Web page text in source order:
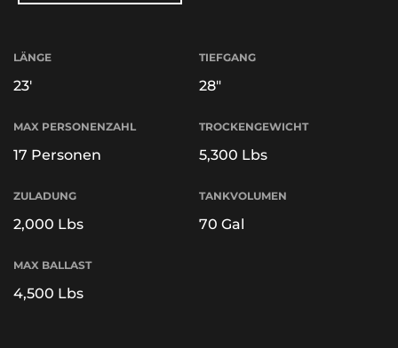
LÄNGE
23'
TIEFGANG
28"
MAX PERSONENZAHL
17 Personen
TROCKENGEWICHT
5,300 Lbs
ZULADUNG
2,000 Lbs
TANKVOLUMEN
70 Gal
MAX BALLAST
4,500 Lbs